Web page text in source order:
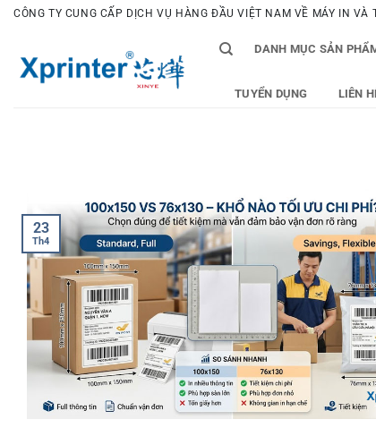
Bỏ
dung
CÔNG TY CUNG CẤP DỊCH VỤ HÀNG ĐẦU VIỆT NAM VỀ MÁY IN VÀ
DANH MỤC SẢN
TUYỂN DỤNG LIÊN
23
Th4